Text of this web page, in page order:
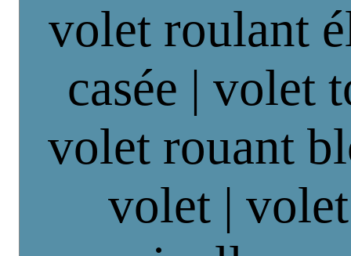
volet roulant
casée | volet
volet rouant
volet |